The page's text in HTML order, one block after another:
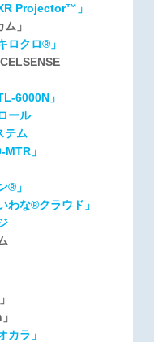
Projector™」
」
ロクロ®」
6000N」
ール
テム
」
®」
わな®クラウド」
カラ」